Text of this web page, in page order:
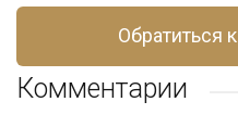
Обратиться
Комментарии